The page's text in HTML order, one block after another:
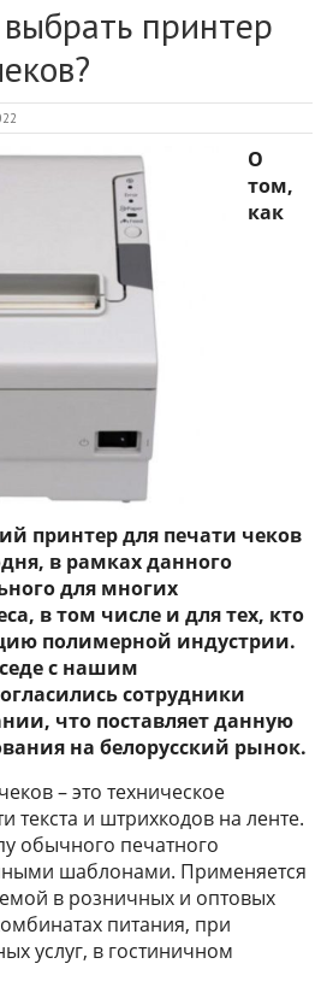
принтер
О
том,
как
принтер для печати чеков
в рамках данного
для многих
в том числе и для тех, кто
полимерной индустрии.
с нашим
сотрудники
что поставляет данную
на белорусский рынок.
– это техническое
текста и штрихкодов на ленте.
обычного печатного
шаблонами. Применяется
в розничных и оптовых
питания, при
услуг, в гостиничном